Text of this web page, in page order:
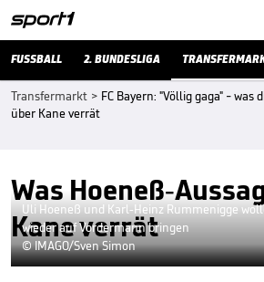
FUSSBALL 2. BUNDESLIGA
Transfermarkt > FC Bayern: "Völlig gaga" - was
über Kane verrät
Was Hoeneß-
Kane verrät
Uli Hoeneß und Karl-Heinz Rummenigge
wieder auf Vordermann bringen
© IMAGO/Sven Simon